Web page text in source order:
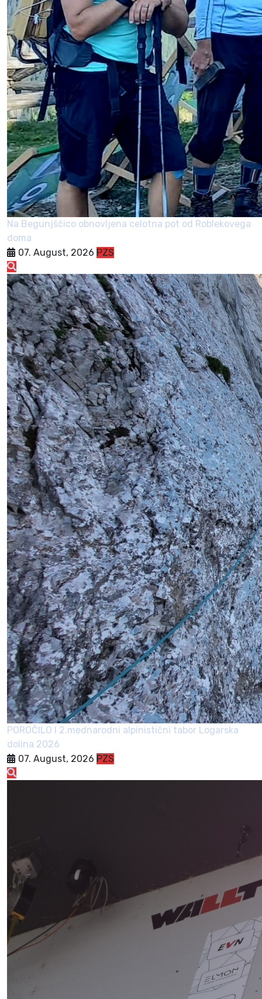
Na Begunjščico obnovljena celotna pot od Roblekovega
doma
07. August, 2026 PZS
POROČILO I 2.mednarodni alpinistični tabor Logarska
dolina 2026
07. August, 2026 PZS